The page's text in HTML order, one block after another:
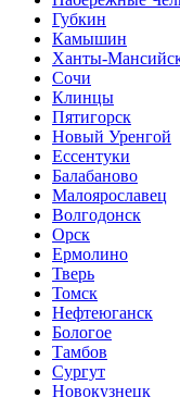
Губкин
Камышин
Ханты-
Сочи
Клинцы
Пятигорск
Новый Уренгой
Ессентуки
Балабаново
Малоярославец
Волгодонск
Орск
Ермолино
Тверь
Томск
Нефтеюганск
Бологое
Тамбов
Сургут
Новокузнецк